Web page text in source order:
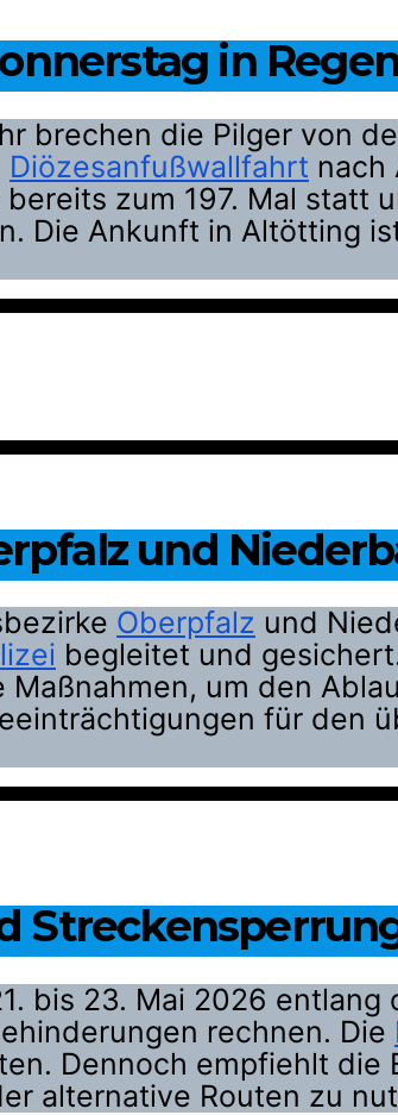
in
brechen die Pilger von
Diözesanfußwallfahrt nach
zum 197. Mal statt
Die Ankunft in Altötting
und
Oberpfalz und
begleitet und
Maßnahmen, um den
für den
bis 23. Mai 2026 entlang
rechnen. Die
Dennoch empfiehlt die
alternative Routen zu